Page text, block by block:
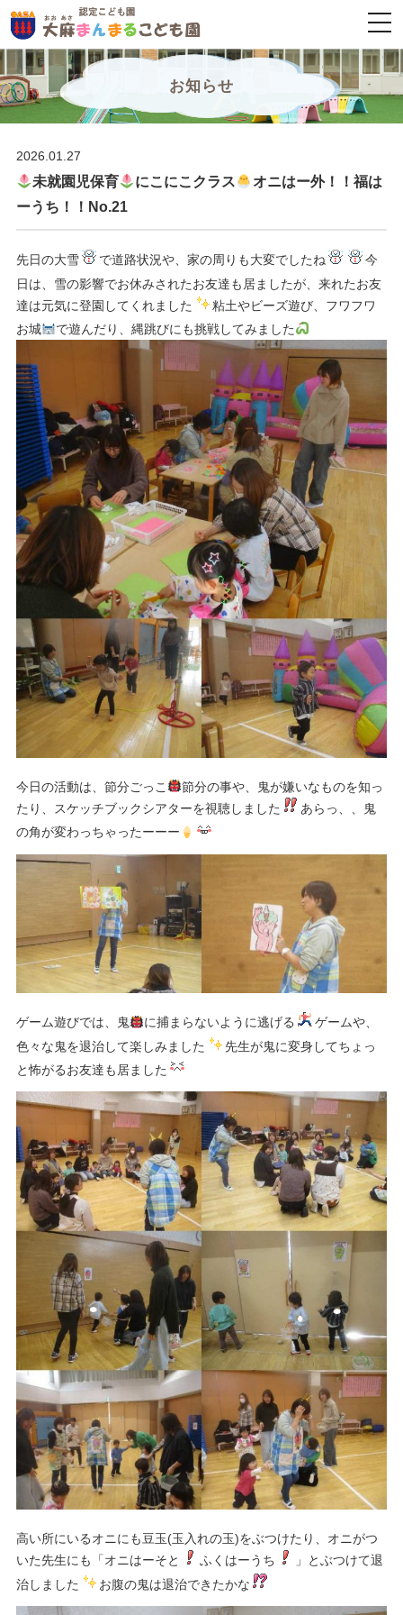
お知らせ
2026.01.27
未就園児保育 にこにこクラス
オニはー外！！福は
ーうち！！No.21
先日の大雪 で道路状況や、家の周りも大変でしたね
今
日は、雪の影響でお休みされたお友達も居ましたが、来れたお友
達は元気に登園してくれました
粘土やビーズ遊び、フワフワ
お城
で遊んだり、縄跳びにも挑戦してみました
今日の活動は、節分ごっこ
節分の事や、鬼が嫌いなものを知っ
たり、スケッチブックシアターを視聴しました
あらっ、、鬼
の角が変わっちゃったーーー
ゲーム遊びでは、鬼 に捕まらないように逃げる
ゲームや、
色々な鬼を退治して楽しみました
先生が鬼に変身してちょっ
と怖がるお友達も居ました
高い所にいるオニにも豆玉(玉入れの玉)をぶつけたり、オニがつ
いた先生にも「オニはーそと
ふくはーうち
」とぶつけて退
治しました
お腹の鬼は退治できたかな